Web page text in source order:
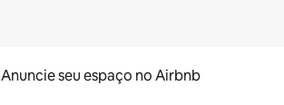
Anuncie seu espaço no Airbnb